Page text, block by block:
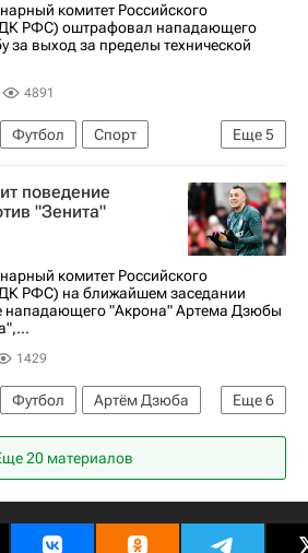
комитет Российского
РФС) оштрафовал нападающего
за выход за пределы технической
4891
Еще5
Футбол
Спорт
(Тольятти)
союз (РФС)
России по футболу)
поведение
"Зенита"
комитет Российского
РФС) на ближайшем заседании
нападающего "Акрона" Артема Дзюбы
1429
Еще6
Футбол
Артём Дзюба
Акрон (Тольятти)
Зенит
союз (РФС)
20 материалов